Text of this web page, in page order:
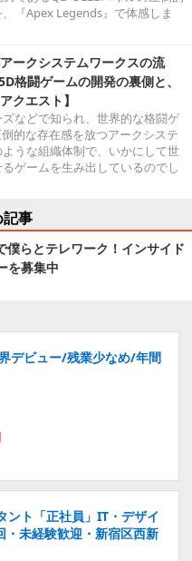
『Apex Legends』で体感しま
ークシステムワークスの流
格闘ゲームの開発の裏側と、
クエスト】
ズなどで知られ、世界的な格闘ゲ
的な存在感を放つアークシステ
うな組織体制で、いかにして世
ゲームを生み出しているのでし
記事
僕らとテレワーク！インサイド
を募集中
デビュー/残業少なめ/年間
ント「正社員」IT・デザイ
未経験歓迎・新宿区西新